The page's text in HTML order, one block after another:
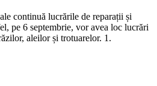
continuă lucrările de reparații și
pe 6 septembrie, vor avea loc lucrări
aleilor și trotuarelor. 1.